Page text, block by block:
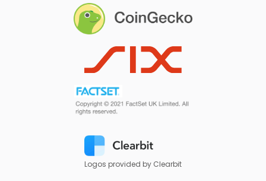
Logos provided by Clearbit